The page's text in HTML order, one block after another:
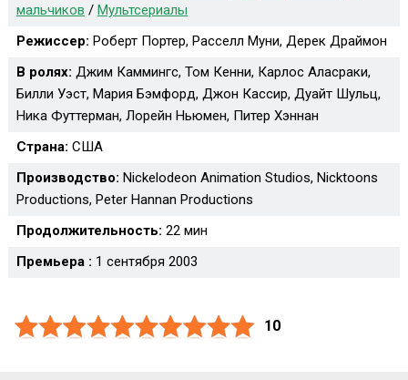
мальчиков / Мультсериалы
Режиссер: Роберт Портер, Расселл Муни, Дерек Драймон
В ролях: Джим Каммингс, Том Кенни, Карлос Аласраки,
Билли Уэст, Мария Бэмфорд, Джон Кассир, Дуайт Шульц,
Ника Футтерман, Лорейн Ньюмен, Питер Хэннан
Страна: США
Производство: Nickelodeon Animation Studios, Nicktoons
Productions, Peter Hannan Productions
Продолжительность: 22 мин
Премьера : 1 сентября 2003
10